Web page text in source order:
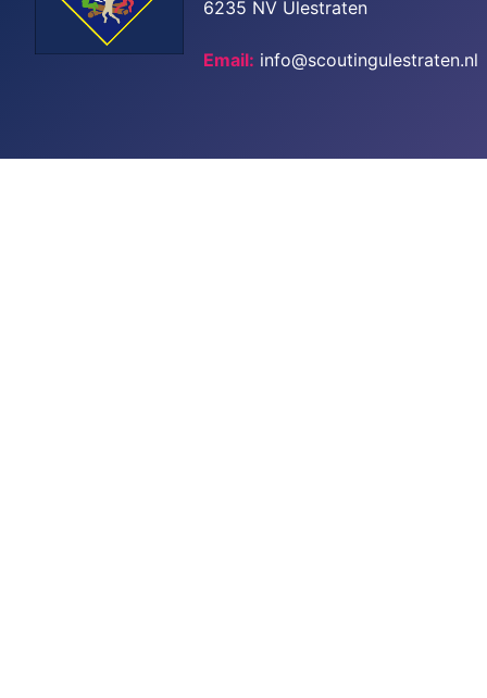
6235 NV Ulestraten
Email: info@scoutingulestraten.nl